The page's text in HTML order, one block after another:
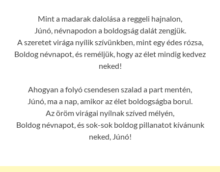
Mint a madarak dalolása a reggeli hajnalon,
Júnó, névnapodon a boldogság dalát zengjük.
A szeretet virága nyílik szívünkben, mint egy édes rózsa,
Boldog névnapot, és reméljük, hogy az élet mindig kedvez
neked!
Ahogyan a folyó csendesen szalad a part mentén,
Júnó, ma a nap, amikor az élet boldogságba borul.
Az öröm virágai nyílnak szíved mélyén,
Boldog névnapot, és sok-sok boldog pillanatot kívánunk
neked, Júnó!